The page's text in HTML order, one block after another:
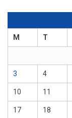
M T
3 4
10 11
17 18